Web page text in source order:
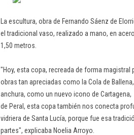
La escultura, obra de Fernando Sáenz de
el tradicional vaso, realizado a mano, en
1,50 metros.
"Hoy, esta copa, recreada de forma magistral
obras tan apreciadas como la Cola de
anchura, como un nuevo icono de
de Peral, esta copa también nos conecta
vidriera de Santa Lucía, porque fue esa
partes", explicaba Noelia Arroyo.